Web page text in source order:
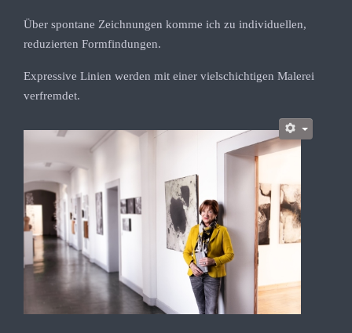
Über spontane Zeichnungen komme ich zu individuellen,
reduzierten Formfindungen.
Expressive Linien werden mit einer vielschichtigen Malerei
verfremdet.